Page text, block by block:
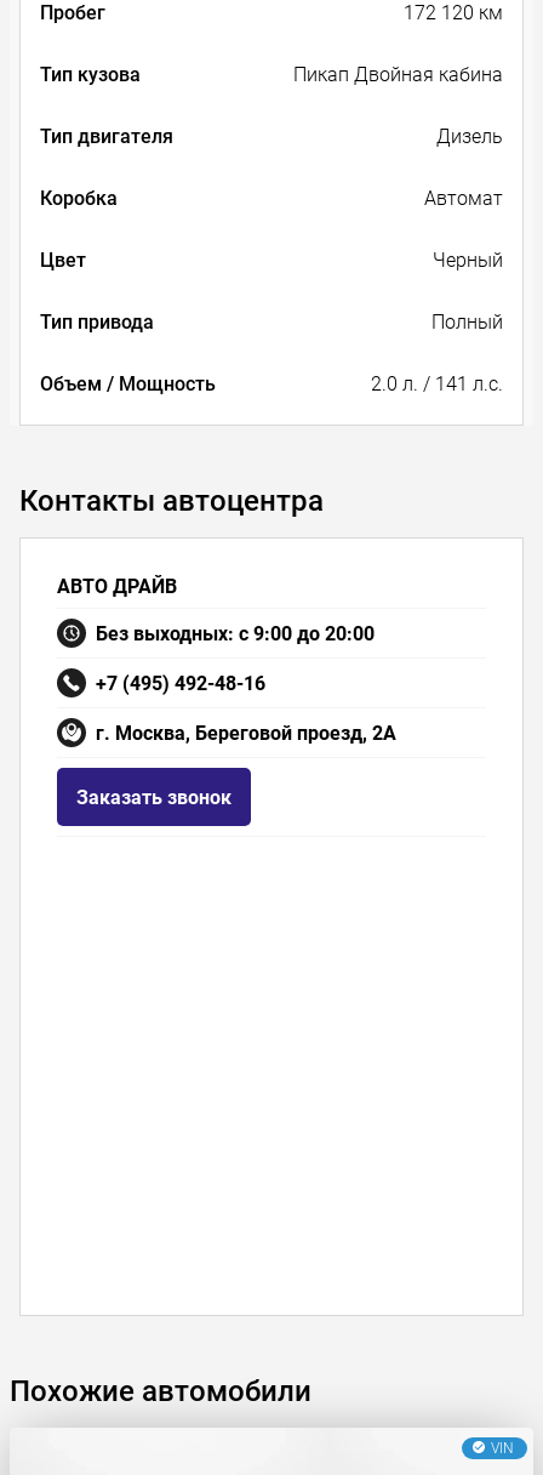
Пробег 172 120 км
Тип кузова Пикап Двойная кабина
Тип двигателя Дизель
Коробка Автомат
Цвет Черный
Тип привода Полный
Объем / Мощность 2.0 л. / 141 л.с.
Контакты автоцентра
АВТО ДРАЙВ
Без выходных: с 9:00 до 20:00
+7 (495) 492-48-16
г. Москва, Береговой проезд, 2А
Заказать звонок
Похожие автомобили
VIN